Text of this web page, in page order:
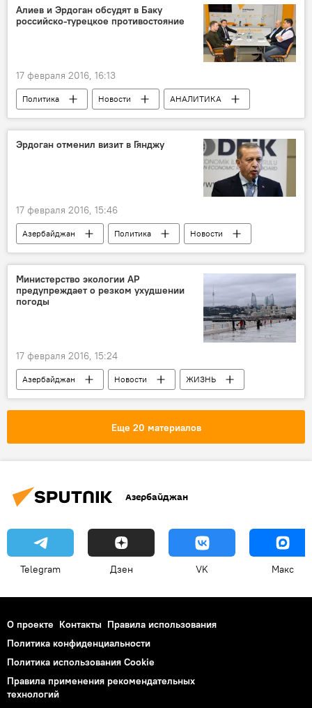
Аукцион
Азербайджан
Алиев и Эрдоган обсудят в Баку
российско-турецкое противостояние
17 февраля 2016, 16:13
Политика Новости
АНАЛИТИКА
Новости мира
Баку
Эльхан Шахиноглу
Эрдоган отменил визит в Гянджу
17 февраля 2016, 15:46
Азербайджан Политика
Новости
ЖИЗНЬ
Баку
Гянджа
Реджеп Тайип Эрдоган
Стратегическое сотрудничество
Министерство экологии АР
предупреждает о резком ухудшении
погоды
17 февраля 2016, 15:24
Азербайджан Новости
ЖИЗНЬ
Абшерон
Похолодание
Ветер
Снег
Мокрый снег
Еще 20 материалов
Азербайджан
Telegram Дзен VK Макс
О проекте Контакты Правила использования
Политика конфиденциальности
Политика использования Cookie
Правила применения рекомендательных
технологий